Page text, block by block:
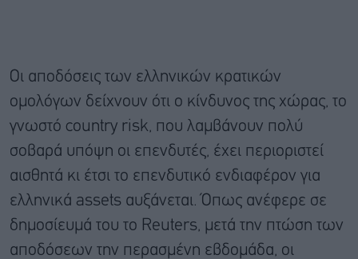
Οι αποδόσεις των ελληνικών κρατικών
ομολόγων δείχνουν ότι ο κίνδυνος της χώρας, το
γνωστό country risk, που λαμβάνουν πολύ
σοβαρά υπόψη οι επενδυτές, έχει περιοριστεί
αισθητά κι έτσι το επενδυτικό ενδιαφέρον για
ελληνικά assets αυξάνεται. Όπως ανέφερε σε
δημοσίευμά του το Reuters, μετά την πτώση των
αποδόσεων την περασμένη εβδομάδα, οι